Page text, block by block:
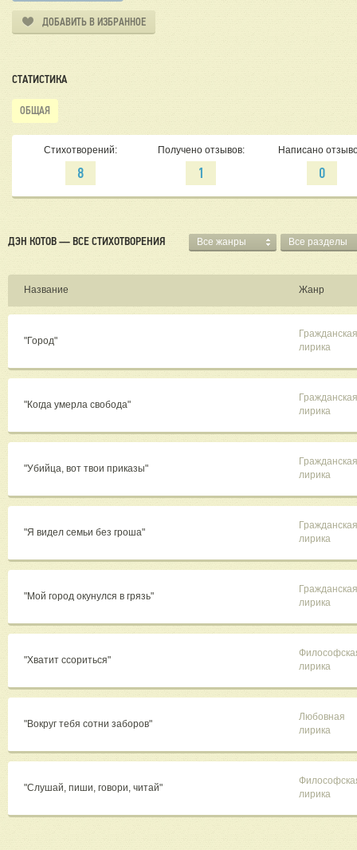
ДОБАВИТЬ В ИЗБРАННОЕ
СТАТИСТИКА
ОБЩАЯ
Стихотворений:
8
Получено отзывов:
1
Написано
0
ДЭН КОТОВ — ВСЕ СТИХОТВОРЕНИЯ Все жанры Все разделы
Название Жанр
"Город"
Гражданская
лирика
"Когда умерла свобода"
Гражданская
лирика
"Убийца, вот твои приказы"
Гражданская
лирика
"Я видел семьи без гроша"
Гражданская
лирика
"Мой город окунулся в грязь"
Гражданская
лирика
"Хватит ссориться"
лирика
"Вокруг тебя сотни заборов"
Любовная
лирика
"Слушай, пиши, говори, читай"
лирика